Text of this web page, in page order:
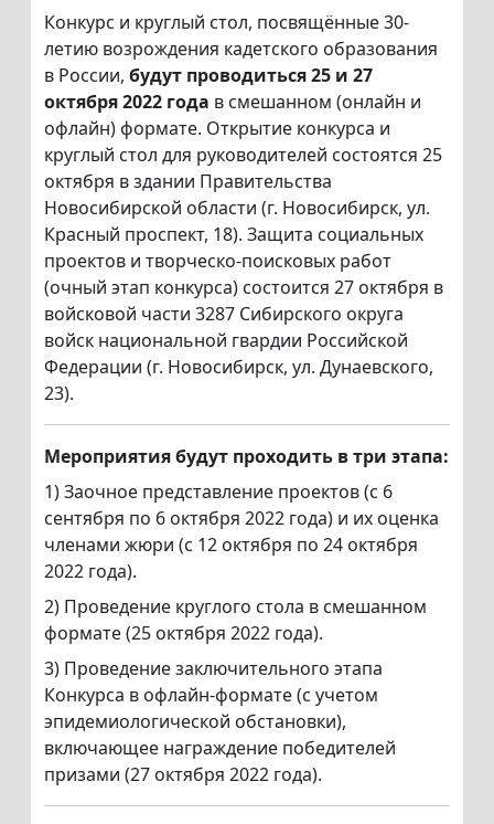
Конкурс и круглый стол, посвящённые 30-
летию возрождения кадетского образования
в России, будут проводиться 25 и 27
октября 2022 года в смешанном (онлайн и
офлайн) формате. Открытие конкурса и
круглый стол для руководителей состоятся 25
октября в здании Правительства
Новосибирской области (г. Новосибирск, ул.
Красный проспект, 18). Защита социальных
проектов и творческо-поисковых работ
(очный этап конкурса) состоится 27 октября в
войсковой части 3287 Сибирского округа
войск национальной гвардии Российской
Федерации (г. Новосибирск, ул. Дунаевского,
23).
Мероприятия будут проходить в три этапа:
1) Заочное представление проектов (с 6
сентября по 6 октября 2022 года) и их оценка
членами жюри (с 12 октября по 24 октября
2022 года).
2) Проведение круглого стола в смешанном
формате (25 октября 2022 года).
3) Проведение заключительного этапа
Конкурса в офлайн-формате (с учетом
эпидемиологической обстановки),
включающее награждение победителей
призами (27 октября 2022 года).